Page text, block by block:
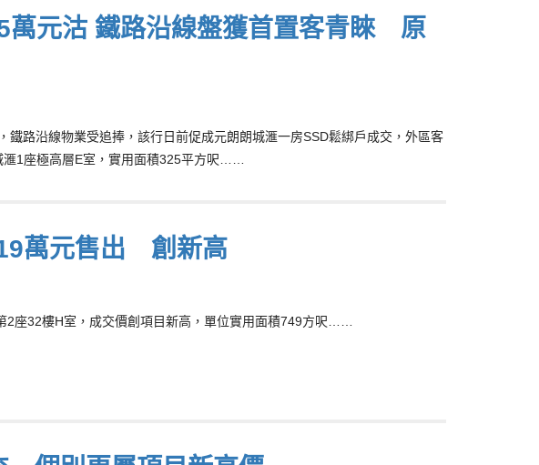
萬元沽 鐵路沿線盤獲首置客青睞 原
路沿線物業受追捧，該行日前促成元朗朗城滙一房SSD鬆綁戶成交，外區客
1座極高層E室，實用面積325平方呎……
萬元售出 創新高
座32樓H室，成交價創項目新高，單位實用面積749方呎……